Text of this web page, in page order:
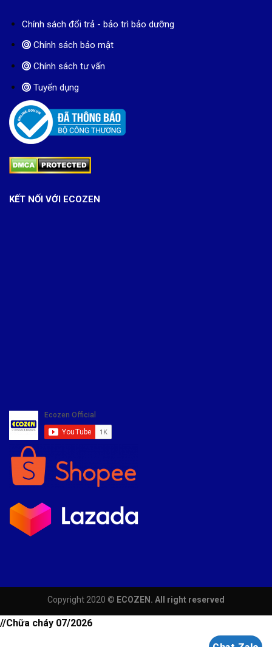
Chính sách đổi trả - bảo trì bảo dưỡng
Chính sách bảo mật
Chính sách tư vấn
Tuyển dụng
KẾT NỐI VỚI ECOZEN
Copyright 2020 © ECOZEN. All right reserved
//Chữa cháy 07/2026